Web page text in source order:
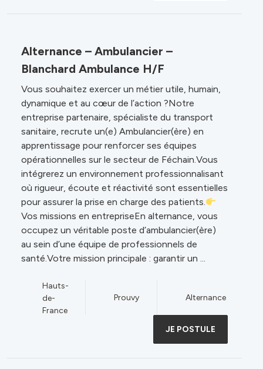
Alternance – Ambulancier –
Blanchard Ambulance H/F
Vous souhaitez exercer un métier utile, humain,
dynamique et au cœur de l’action ?Notre
entreprise partenaire, spécialiste du transport
sanitaire, recrute un(e) Ambulancier(ère) en
apprentissage pour renforcer ses équipes
opérationnelles sur le secteur de Féchain.Vous
intégrerez un environnement professionnalisant
où rigueur, écoute et réactivité sont essentielles
pour assurer la prise en charge des patients.
Vos missions en entrepriseEn alternance, vous
occupez un véritable poste d’ambulancier(ère)
au sein d’une équipe de professionnels de
santé.Votre mission principale : garantir un ...
Hauts-
de-
France
Prouvy Alternance
JE POSTULE